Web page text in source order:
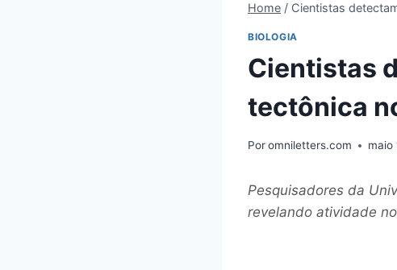
Home / Cientistas
BIOLOGIA
Cientistas
tectônica
Poromniletters.com maio
Pesquisadores da
revelando atividade